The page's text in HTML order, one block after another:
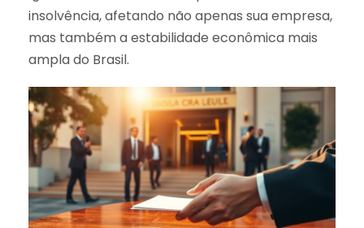
insolvência, afetando não apenas sua empresa,
mas também a estabilidade econômica mais
ampla do Brasil.